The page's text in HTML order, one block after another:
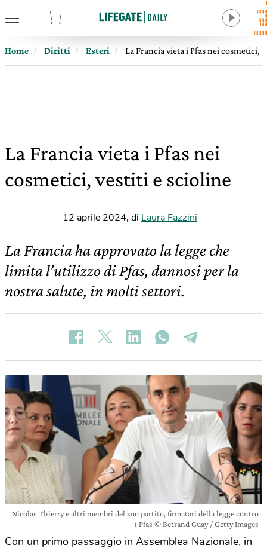
Home Diritti Esteri La Francia vieta i Pfas nei cosmetici,
La Francia vieta i Pfas nei
cosmetici, vestiti e scioline
12 aprile 2024, di Laura Fazzini
La Francia ha approvato la legge che
limita l’utilizzo di Pfas, dannosi per la
nostra salute, in molti settori.
Nicolas Thierry e altri membri del suo partito, firmatari della legge contro
i Pfas © Betrand Guay / Getty Images
Con un primo passaggio in Assemblea Nazionale, in